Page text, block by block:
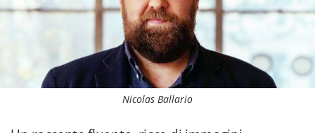
Nicolas Ballario